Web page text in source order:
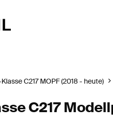
C217 MOPF (2018 - heute)
C217